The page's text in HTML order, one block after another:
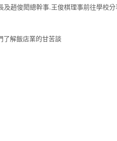
及趙俊閎總幹事.王俊棋理事前往學校
了解飯店業的甘苦談